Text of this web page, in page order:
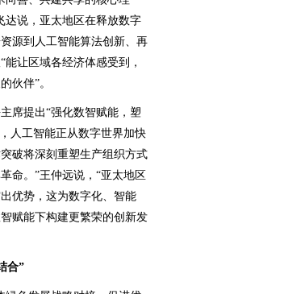
达说，亚太地区在释放数字
源到人工智能算法创新、再
让区域各经济体感受到，
伙伴”。
提出“强化数智赋能，塑
人工智能正从数字世界加快
破将深刻重塑生产组织方式
命。”王仲远说，“亚太地区
优势，这为数字化、智能
赋能下构建更繁荣的创新发
合”